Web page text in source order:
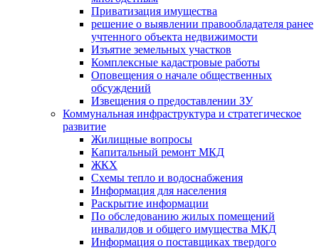
Приватизация имущества
решение о выявлении правообладателя ранее
учтенного объекта недвижимости
Изъятие земельных участков
Комплексные кадастровые работы
Оповещения о начале общественных
обсуждений
Извещения о предоставлении ЗУ
Коммунальная инфраструктура и стратегическое
развитие
Жилищные вопросы
Капитальный ремонт МКД
ЖКХ
Схемы тепло и водоснабжения
Информация для населения
Раскрытие информации
По обследованию жилых помещений
инвалидов и общего имущества МКД
Информация о поставщиках твердого